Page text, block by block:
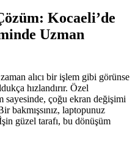
Kocaeli’de
Uzman
alıcı bir işlem gibi görünse
hızlandırır. Özel
sayesinde, çoğu ekran değişimi
bakmışsınız, laptopunuz
güzel tarafı, bu dönüşüm